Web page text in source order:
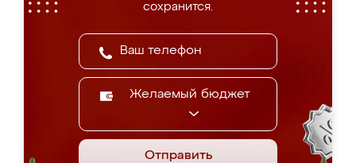
сохранится.
Желаемый бюджет
Отправить